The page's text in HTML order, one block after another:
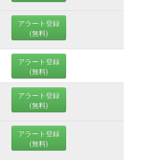
アラート登録
(無料)
アラート登録
(無料)
アラート登録
(無料)
アラート登録
(無料)